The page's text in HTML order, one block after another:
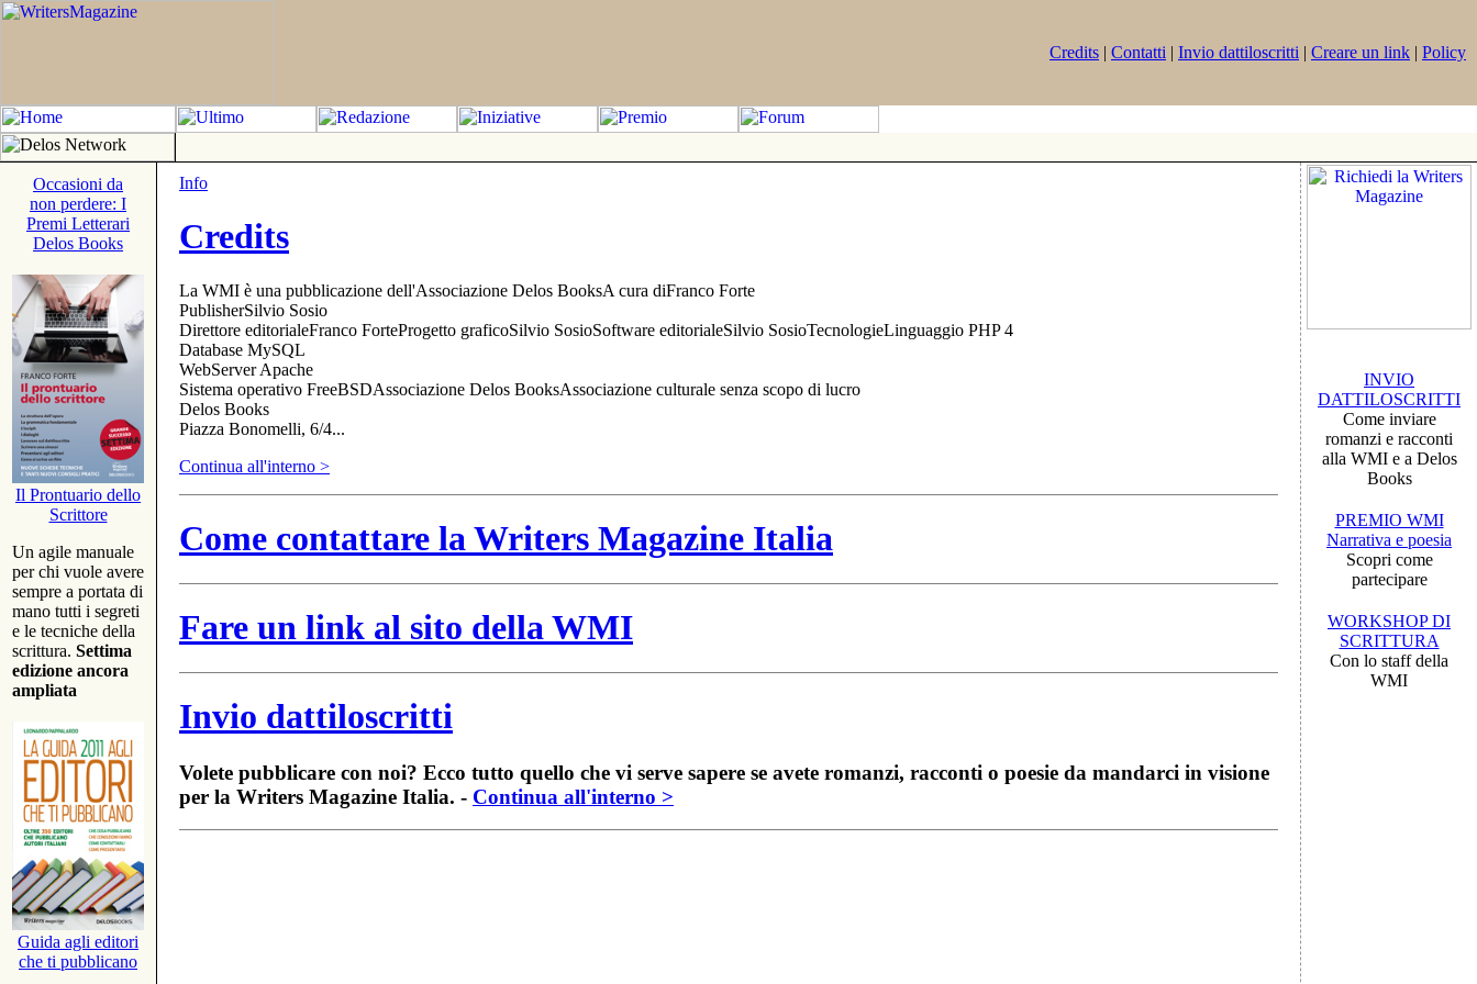
Credits | Contatti | Invio dattiloscritti | Creare un link | Policy
Occasioni da
non perdere: I
Premi Letterari
Delos Books
Il Prontuario dello
Scrittore
Un agile manuale
per chi vuole avere
sempre a portata di
mano tutti i segreti
e le tecniche della
scrittura. Settima
edizione ancora
ampliata
Guida agli editori
che ti pubblicano
Info
Credits
La WMI è una pubblicazione dell'Associazione Delos BooksA cura diFranco Forte
PublisherSilvio Sosio
Direttore editorialeFranco ForteProgetto graficoSilvio SosioSoftware editorialeSilvio SosioTecnologieLinguaggio PHP 4
Database MySQL
WebServer Apache
Sistema operativo FreeBSDAssociazione Delos BooksAssociazione culturale senza scopo di lucro
Delos Books
Piazza Bonomelli, 6/4...
Continua all'interno >
Come contattare la Writers Magazine Italia
Fare un link al sito della WMI
Invio dattiloscritti
Volete pubblicare con noi? Ecco tutto quello che vi serve sapere se avete romanzi, racconti o poesie da mandarci in visione
per la Writers Magazine Italia. - Continua all'interno >
INVIO
DATTILOSCRITTI
Come inviare
romanzi e racconti
alla WMI e a Delos
Books
PREMIO WMI
Narrativa e poesia
Scopri come
partecipare
WORKSHOP DI
SCRITTURA
Con lo staff della
WMI